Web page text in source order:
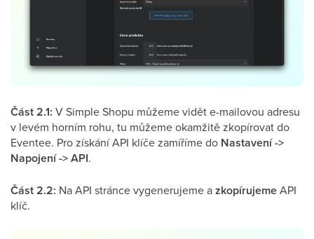
Část 2.1: V Simple Shopu můžeme vidět e-mailovou adresu
v levém horním rohu, tu můžeme okamžitě zkopírovat do
Eventee. Pro získání API klíče zamíříme do Nastavení ->
Napojení -> API.
Část 2.2: Na API stránce vygenerujeme azkopírujemeAPI
klíč.